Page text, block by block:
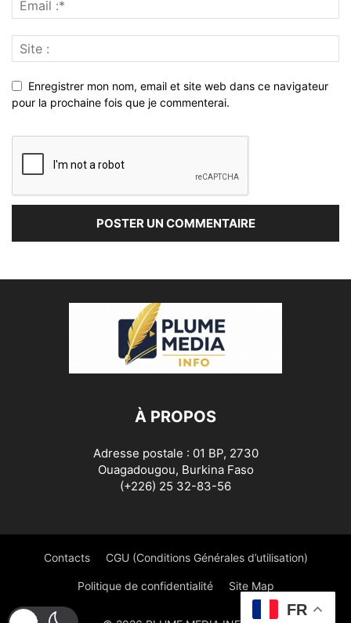
Enregistrer mon nom, email et site web dans ce navigateur
pour la prochaine fois que je commenterai.
À PROPOS
Adresse postale : 01 BP, 2730
Ouagadougou, Burkina Faso
(+226) 25 32-83-56
Contacts CGU (Conditions Générales d’utilisation)
Politique de confidentialité Site Map
FR